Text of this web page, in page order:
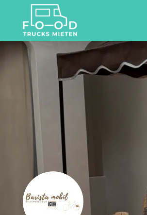
Suchen
nach: